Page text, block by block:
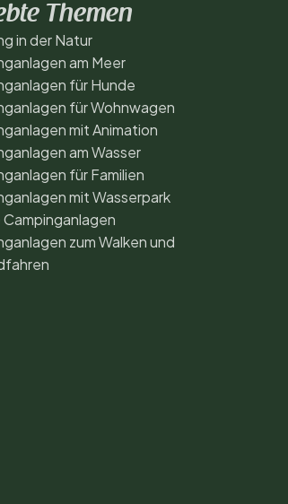
Themen
in der Natur
am Meer
für Hunde
für Wohnwagen
mit Animation
am Wasser
für Familien
mit Wasserpark
Campinganlagen
zum Walken und